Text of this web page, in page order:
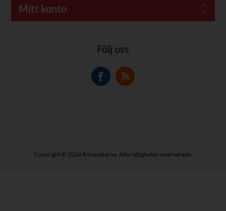
Mitt konto
Följ oss
Copyright © 2026 Rörpojkarna. Alla rättigheter reserverade.